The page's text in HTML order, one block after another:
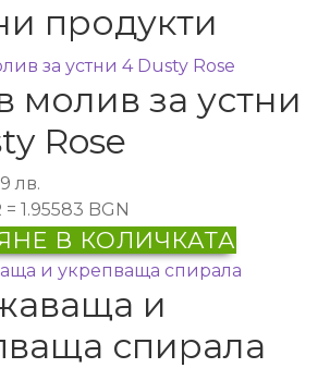
продукти
молив за устни
Rose
лв.
= 1.95583 BGN
В КОЛИЧКАТА
и
спирала